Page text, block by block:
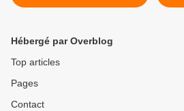
Hébergé par Overblog
Top articles
Pages
Contact